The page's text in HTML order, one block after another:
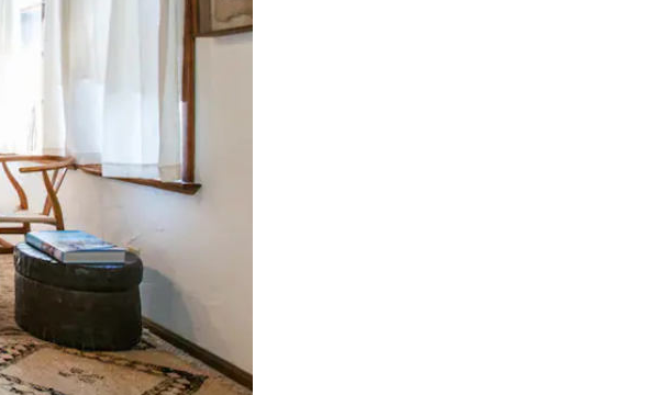
o explora con el tacto o desliza el dedo.